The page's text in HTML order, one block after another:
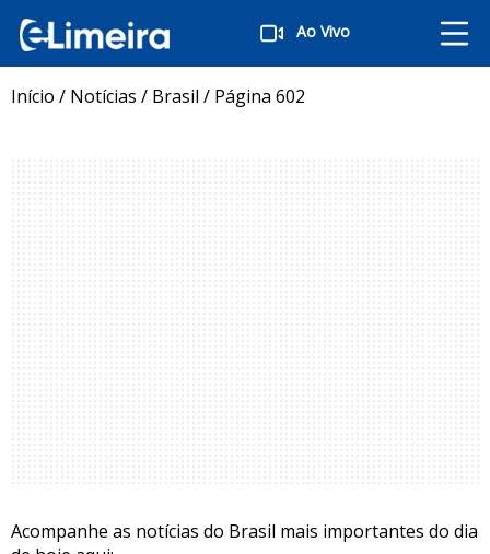
Ao Vivo
Início / Notícias / Brasil / Página 602
Acompanhe as notícias do Brasil mais importantes do dia